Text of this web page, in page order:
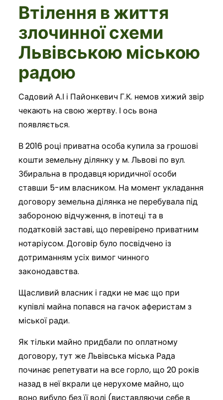
Втілення в життя
злочинної схеми
Львівською міською
радою
Садовий А.І і Пайонкевич Г.К. немов хижий звір
чекають на свою жертву. І ось вона
появляється.
В 2016 році приватна особа купила за грошові
кошти земельну ділянку у м. Львові по вул.
Збиральна в продавця юридичної особи
ставши 5-им власником. На момент укладання
договору земельна ділянка не перебувала під
забороною відчуження, в іпотеці та в
податковій заставі, що перевірено приватним
нотаріусом. Договір було посвідчено із
дотриманням усіх вимог чинного
законодавства.
Щасливий власник і гадки не має що при
купівлі майна попався на гачок аферистам з
міської ради.
Як тільки майно придбали по оплатному
договору, тут же Львівська міська Рада
починає репетувати на все горло, що 20 років
назад в неї вкрали це нерухоме майно, що